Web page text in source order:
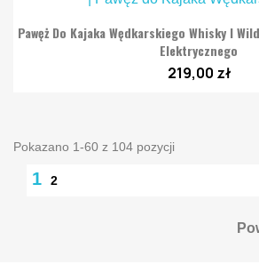
Pawęż Do Kajaka Wędkarskiego Whisky I
Elektrycznego
219,00 zł
Pokazano 1-60 z 104 pozycji
1 2